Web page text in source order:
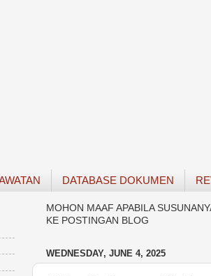
DATABASE DOKUMEN
MOHON MAAF APABILA
KE POSTINGAN BLOG
WEDNESDAY, JUNE 4, 2025